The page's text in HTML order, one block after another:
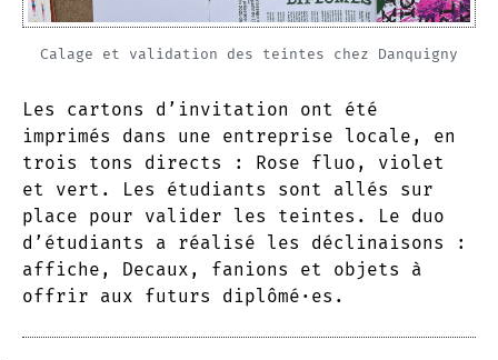
Calage et validation des teintes chez Danquigny
Les cartons d’invitation ont été
imprimés dans une entreprise locale, en
trois tons directs : Rose fluo, violet
et vert. Les étudiants sont allés sur
place pour valider les teintes. Le duo
d’étudiants a réalisé les déclinaisons :
affiche, Decaux, fanions et objets à
offrir aux futurs diplômé·es.